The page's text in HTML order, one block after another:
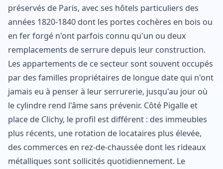
préservés de Paris, avec ses hôtels particuliers des
années 1820-1840 dont les portes cochères en bois ou
en fer forgé n'ont parfois connu qu'un ou deux
remplacements de serrure depuis leur construction.
Les appartements de ce secteur sont souvent occupés
par des familles propriétaires de longue date qui n'ont
jamais eu à penser à leur serrurerie, jusqu'au jour où
le cylindre rend l'âme sans prévenir. Côté Pigalle et
place de Clichy, le profil est différent : des immeubles
plus récents, une rotation de locataires plus élevée,
des commerces en rez-de-chaussée dont les rideaux
métalliques sont sollicités quotidiennement. Le